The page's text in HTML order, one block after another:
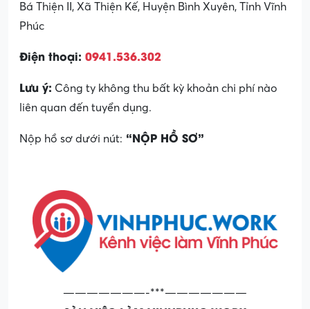
Bá Thiện II, Xã Thiện Kế, Huyện Bình Xuyên, Tỉnh Vĩnh
Phúc
Điện thoại: 0941.536.302
Lưu ý: Công ty không thu bất kỳ khoản chi phí nào
liên quan đến tuyển dụng.
Nộp hồ sơ dưới nút: “NỘP HỒ SƠ”
———————-***———————